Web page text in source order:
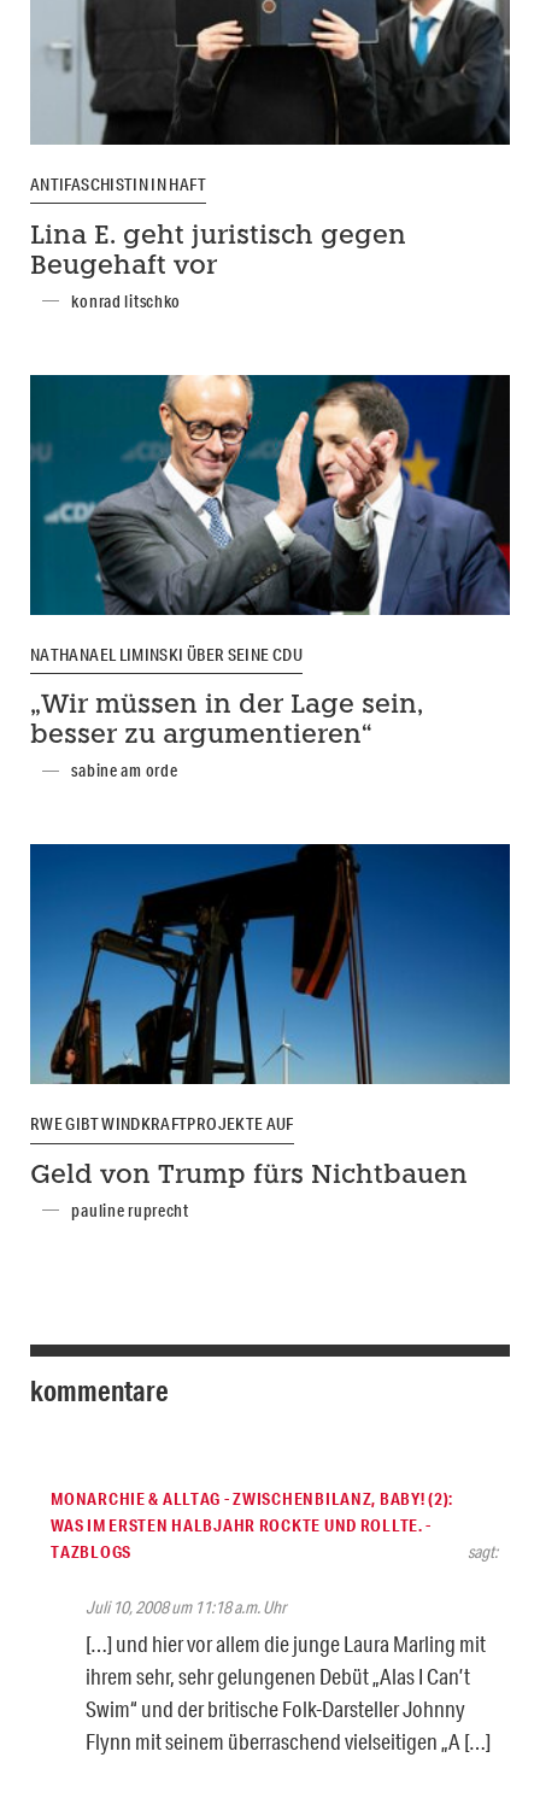
ANTIFASCHISTIN IN HAFT
Lina E. geht juristisch gegen
Beugehaft vor
konrad litschko
NATHANAEL LIMINSKI ÜBER SEINE CDU
„Wir müssen in der Lage sein,
besser zu argumentieren“
sabine am orde
RWE GIBT WINDKRAFTPROJEKTE AUF
Geld von Trump fürs Nichtbauen
pauline ruprecht
kommentare
MONARCHIE & ALLTAG - ZWISCHENBILANZ, BABY! (2):
WAS IM ERSTEN HALBJAHR ROCKTE UND ROLLTE. -
TAZBLOGS
sagt:
Juli 10, 2008 um 11:18 a.m. Uhr
[…] und hier vor allem die junge Laura Marling mit
ihrem sehr, sehr gelungenen Debüt „Alas I Can’t
Swim“ und der britische Folk-Darsteller Johnny
Flynn mit seinem überraschend vielseitigen „A […]